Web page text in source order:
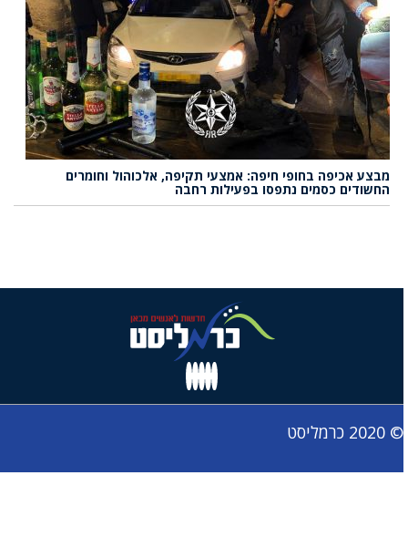
מבצע אכיפה בחופי חיפה: אמצעי תקיפה, אלכוהול וחומרים
החשודים כסמים נתפסו בפעילות רחבה
© 2020 כרמליסט